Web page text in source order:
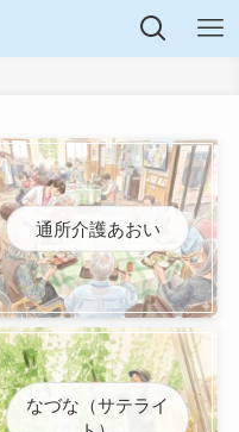
通所介護あおい
なづな（サテライ